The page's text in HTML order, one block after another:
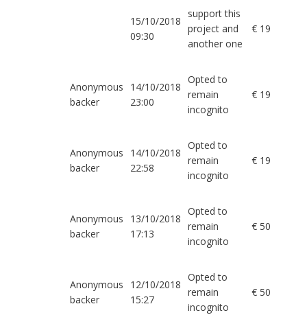
15/10/2018
09:30
support this
project and
another one
€ 19
Anonymous
backer
14/10/2018
23:00
Opted to
remain
incognito
€ 19
Anonymous
backer
14/10/2018
22:58
Opted to
remain
incognito
€ 19
Anonymous
backer
13/10/2018
17:13
Opted to
remain
incognito
€ 50
Anonymous
backer
12/10/2018
15:27
Opted to
remain
incognito
€ 50